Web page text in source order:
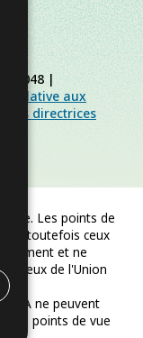
|
relative aux
directrices
Les points de
toutefois ceux
et ne
ceux de l'Union
ne peuvent
ces points de vue